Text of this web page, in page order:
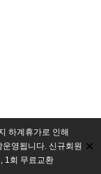
하계휴가로 인해
영됩니다. 신규회원
1회 무료교환
✕